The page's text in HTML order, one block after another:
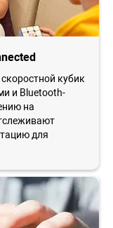
кубик
и Bluetooth-
на
для